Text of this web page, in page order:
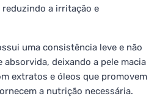
reduzindo a irritação e
uma consistência leve e não
absorvida, deixando a pele macia
extratos e óleos que promovem
a nutrição necessária.